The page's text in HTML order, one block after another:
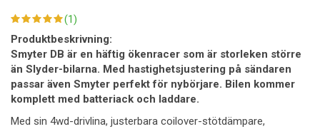
(1)
Produktbeskrivning:
Smyter DB är en häftig ökenracer som är storleken större
än Slyder-bilarna. Med hastighetsjustering på sändaren
passar även Smyter perfekt för nybörjare. Bilen kommer
komplett med batteriack och laddare.
Med sin 4wd-drivlina, justerbara coilover-stötdämpare,